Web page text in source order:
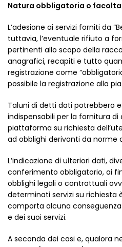
Natura obbligatoria o
L’adesione ai servizi forniti da
tuttavia, l’eventuale rifiuto a
pertinenti allo scopo della
anagrafici, recapiti e tutto
registrazione come
possibile la registrazione alla
Taluni di detti dati potrebbero
indispensabili per la fornitura di
piattaforma su richiesta
ad obblighi derivanti da norme
L’indicazione di ulteriori dati,
conferimento obbligatorio, ai
obblighi legali o contrattuali
determinati servizi su richiesta
comporta alcuna
e dei suoi servizi.
A seconda dei casi e, qualora